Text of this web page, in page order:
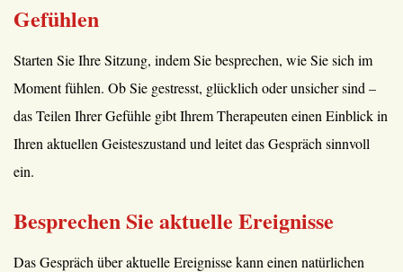
Gefühlen
Starten Sie Ihre Sitzung, indem Sie besprechen, wie Sie sich im
Moment fühlen. Ob Sie gestresst, glücklich oder unsicher sind –
das Teilen Ihrer Gefühle gibt Ihrem Therapeuten einen Einblick in
Ihren aktuellen Geisteszustand und leitet das Gespräch sinnvoll
ein.
Besprechen Sie aktuelle Ereignisse
Das Gespräch über aktuelle Ereignisse kann einen natürlichen